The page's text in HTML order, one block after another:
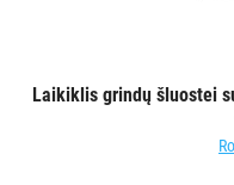
Laikiklis grindų šluostei